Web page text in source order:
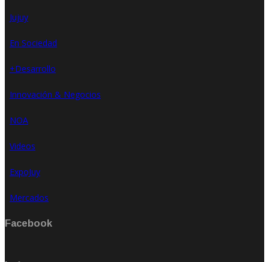
Jujuy
En Sociedad
+Desarrollo
Innovación & Negocios
NOA
Videos
ExpoJuy
Mercados
Facebook